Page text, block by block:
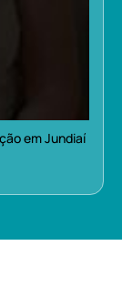
em Jundiaí